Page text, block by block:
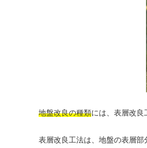
地盤改良の種類には、表層改良
表層改良工法は、地盤の表層